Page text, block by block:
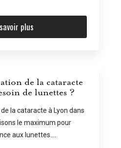
plus
de la cataracte
de lunettes ?
la cataracte à Lyon dans
le maximum pour
aux lunettes....